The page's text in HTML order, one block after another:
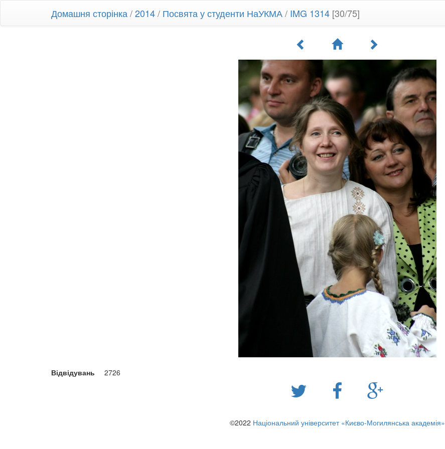
Домашня сторінка /2014/ Посвята у студенти НаУКМА/ IMG 1314 [30/75]
Відвідувань 2726
©2022 Національний університет «Києво-Могилянська академія»